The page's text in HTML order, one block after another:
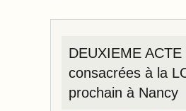
DEUXIEME
consacrées à la
prochain à Nancy